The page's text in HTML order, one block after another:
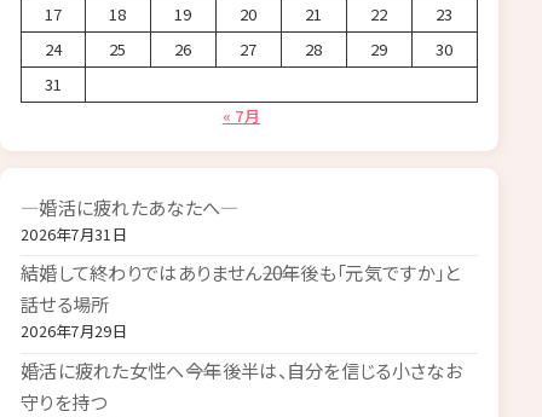
17
18 19 20 21 22
23
24
25 26 27 28 29
30
31
« 7月
―婚活に疲れたあなたへ―
2026年7月31日
結婚して終わりではありません――20年後も「元気ですか」と
話せる場所
2026年7月29日
婚活に疲れた女性へ――今年後半は、自分を信じる小さなお
守りを持つ